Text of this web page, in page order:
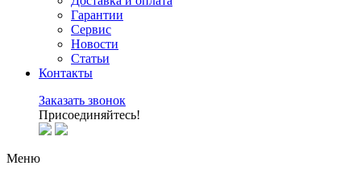
Гарантии
Сервис
Новости
Статьи
Контакты
Заказать звонок
Присоединяйтесь!
Меню